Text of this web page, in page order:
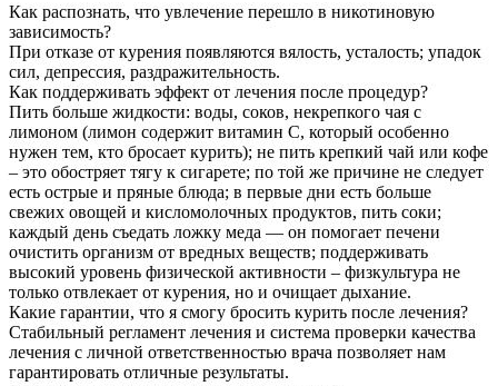
Как распознать, что увлечение перешло в никотиновую
зависимость?
При отказе от курения появляются вялость, усталость; упадок
сил, депрессия, раздражительность.
Как поддерживать эффект от лечения после процедур?
Пить больше жидкости: воды, соков, некрепкого чая с
лимоном (лимон содержит витамин С, который особенно
нужен тем, кто бросает курить); не пить крепкий чай или кофе
– это обостряет тягу к сигарете; по той же причине не следует
есть острые и пряные блюда; в первые дни есть больше
свежих овощей и кисломолочных продуктов, пить соки;
каждый день съедать ложку меда — он помогает печени
очистить организм от вредных веществ; поддерживать
высокий уровень физической активности – физкультура не
только отвлекает от курения, но и очищает дыхание.
Какие гарантии, что я смогу бросить курить после лечения?
Стабильный регламент лечения и система проверки качества
лечения с личной ответственностью врача позволяет нам
гарантировать отличные результаты.